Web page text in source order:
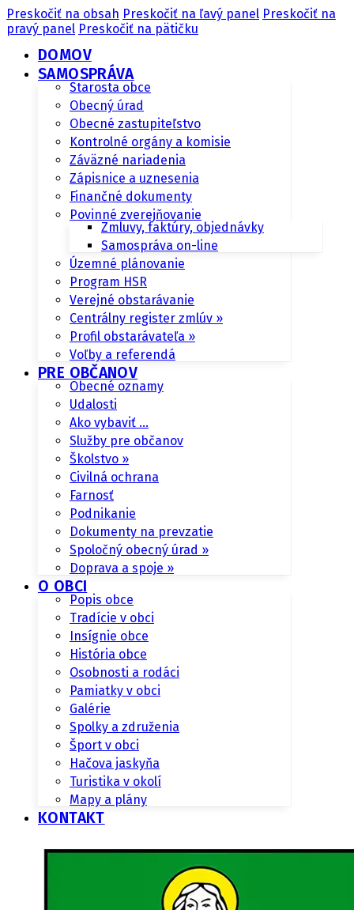
Preskočiť na obsah Preskočiť na ľavý panel Preskočiť na
pravý panel Preskočiť na pätičku
DOMOV
SAMOSPRÁVA
Starosta obce
Obecný úrad
Obecné zastupiteľstvo
Kontrolné orgány a komisie
Záväzné nariadenia
Zápisnice a uznesenia
Finančné dokumenty
Povinné zverejňovanie
Zmluvy, faktúry, objednávky
Samospráva on-line
Územné plánovanie
Program HSR
Verejné obstarávanie
Centrálny register zmlúv »
Profil obstarávateľa »
Voľby a referendá
PRE OBČANOV
Obecné oznamy
Udalosti
Ako vybaviť …
Služby pre občanov
Školstvo »
Civilná ochrana
Farnosť
Podnikanie
Dokumenty na prevzatie
Spoločný obecný úrad »
Doprava a spoje »
O OBCI
Popis obce
Tradície v obci
Insígnie obce
História obce
Osobnosti a rodáci
Pamiatky v obci
Galérie
Spolky a združenia
Šport v obci
Hačova jaskyňa
Turistika v okolí
Mapy a plány
KONTAKT